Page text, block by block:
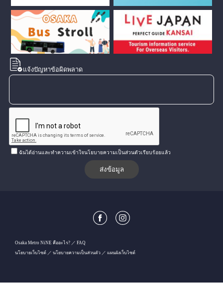
แจ้งปัญหาข้อผิดพลาด
ฉันได้อ่านและทำความเข้าใจนโยบายความเป็นส่วนตัวเรียบร้อยแล้ว
Osaka Metro NiNE คืออะไร?
FAQ
นโยบายเว็บไซต์
นโยบายความเป็นส่วนตัว แผนผังเว็บไซต์